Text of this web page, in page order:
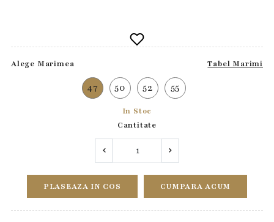
Alege Marimea Tabel Marimi
47 50 52 55
In Stoc
Cantitate
PLASEAZA IN COS CUMPARA ACUM